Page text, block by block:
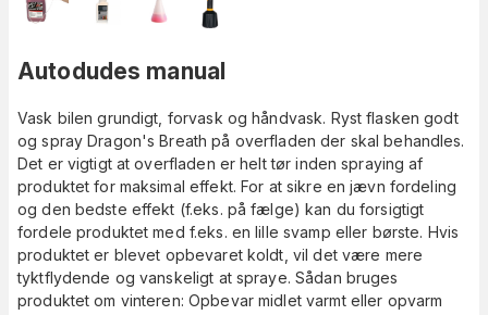
Autodudes manual
Vask bilen grundigt, forvask og håndvask. Ryst flasken godt
og spray Dragon's Breath på overfladen der skal behandles.
Det er vigtigt at overfladen er helt tør inden spraying af
produktet for maksimal effekt. For at sikre en jævn fordeling
og den bedste effekt (f.eks. på fælge) kan du forsigtigt
fordele produktet med f.eks. en lille svamp eller børste. Hvis
produktet er blevet opbevaret koldt, vil det være mere
tyktflydende og vanskeligt at spraye. Sådan bruges
produktet om vinteren: Opbevar midlet varmt eller opvarm